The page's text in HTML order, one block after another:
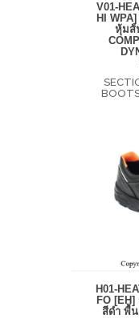
V01-
HI
หุ้มส้
H01-
FO
สีดำ พื้